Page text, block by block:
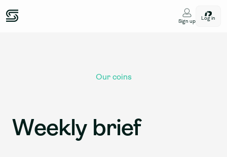
Sign up
Log in
Our coins
Weekly brief